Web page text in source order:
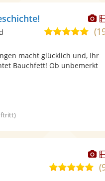
4,9
5
macht glücklich und, Ihr
Bauchfett! Ob unbemerkt
5,0